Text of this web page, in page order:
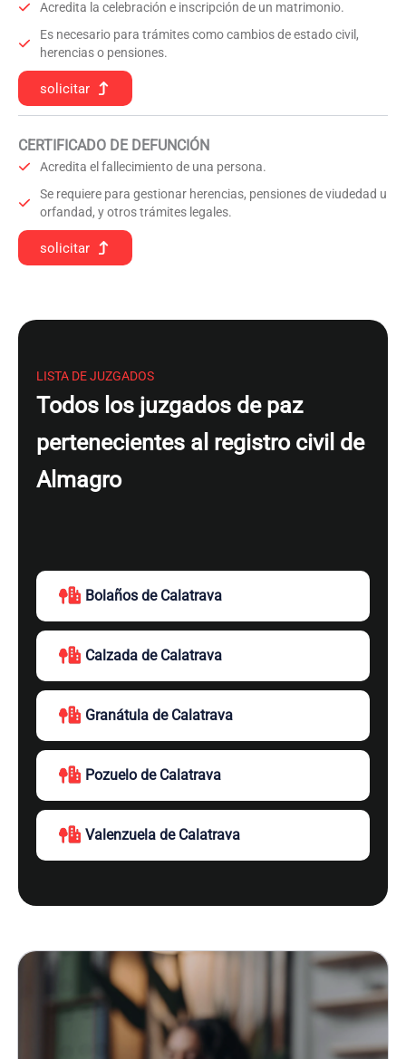
Acredita la celebración e inscripción de un matrimonio.
Es necesario para trámites como cambios de estado civil,
herencias o pensiones.
solicitar
CERTIFICADO DE DEFUNCIÓN
Acredita el fallecimiento de una persona.
Se requiere para gestionar herencias, pensiones de viudedad u
orfandad, y otros trámites legales.
solicitar
LISTA DE JUZGADOS
Todos los juzgados de paz
pertenecientes al registro civil de
Almagro
Bolaños de Calatrava
Calzada de Calatrava
Granátula de Calatrava
Pozuelo de Calatrava
Valenzuela de Calatrava